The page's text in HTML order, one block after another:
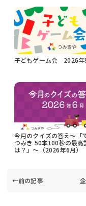
子どもゲーム会 2026年
今月のクイズの答え〜「
つみき 50本100秒の最高
は？」〜（2026年6月）
←前の記事